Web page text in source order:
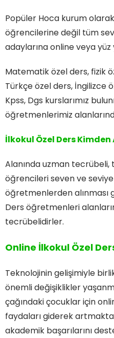
Popüler Hoca kurum
öğrencilerine değil tüm
adaylarına online veya
Matematik özel ders, fizik
Türkçe özel ders, İngilizce
Kpss, Dgs kurslarımız
öğretmenlerimiz
İlkokul Özel Ders Kimden
Alanında uzman
öğrencileri seven ve
öğretmenlerden alınması
Ders öğretmenleri
tecrübelidirler.
Online İlkokul Özel
Teknolojinin gelişimiyle
önemli değişiklikler
çağındaki çocuklar için
faydaları giderek
akademik başarılarını